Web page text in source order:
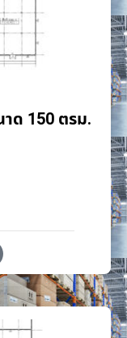
าด 150 ตรม.